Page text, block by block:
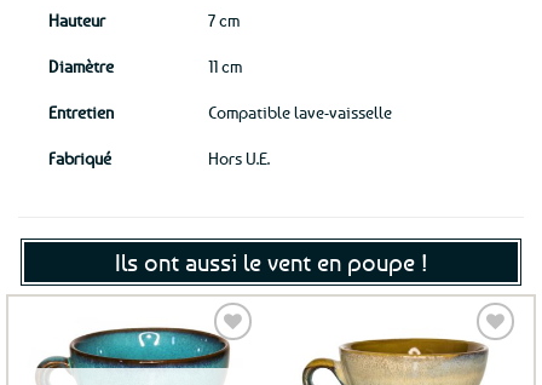
Hauteur 7 cm
Diamètre 11 cm
Entretien Compatible lave-vaisselle
Fabriqué Hors U.E.
Ils ont aussi le vent en poupe !